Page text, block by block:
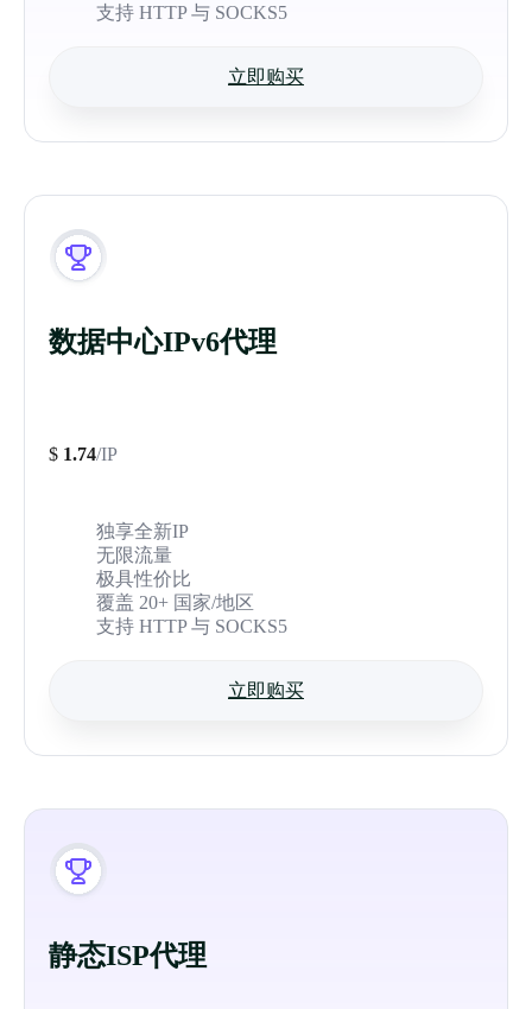
支持 HTTP 与 SOCKS5
立即购买
数据中心IPv6代理
$ 1.74/IP
独享全新IP
无限流量
极具性价比
覆盖 20+ 国家/地区
支持 HTTP 与 SOCKS5
立即购买
静态ISP代理